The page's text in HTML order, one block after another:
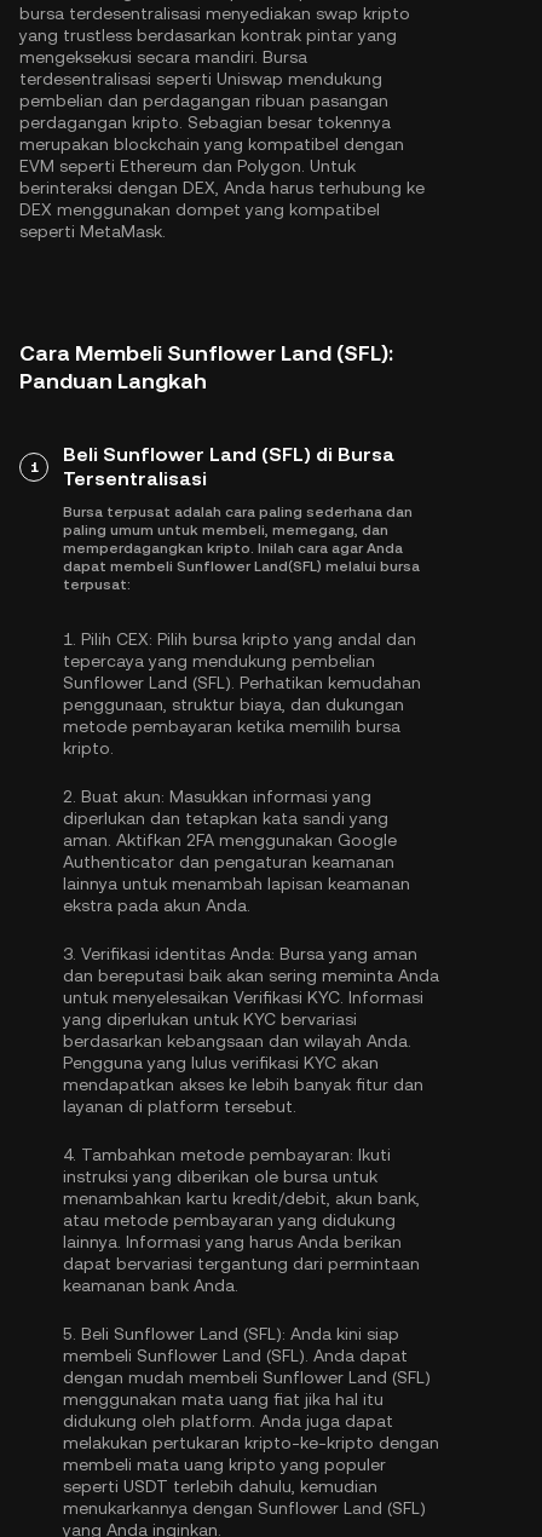
bursa terdesentralisasi menyediakan swap kripto
yang trustless berdasarkan kontrak pintar yang
mengeksekusi secara mandiri. Bursa
terdesentralisasi seperti Uniswap mendukung
pembelian dan perdagangan ribuan pasangan
perdagangan kripto. Sebagian besar tokennya
merupakan blockchain yang kompatibel dengan
EVM seperti Ethereum dan Polygon . Untuk
berinteraksi dengan DEX, Anda harus terhubung ke
DEX menggunakan dompet yang kompatibel
seperti MetaMask.
Cara Membeli Sunflower Land (SFL):
Panduan Langkah
1
Beli Sunflower Land (SFL) di Bursa
Tersentralisasi
Bursa terpusat adalah cara paling sederhana dan
paling umum untuk membeli, memegang, dan
memperdagangkan kripto. Inilah cara agar Anda
dapat membeli Sunflower Land(SFL) melalui bursa
terpusat:
1. Pilih CEX: Pilih bursa kripto yang andal dan
tepercaya yang mendukung pembelian
Sunflower Land (SFL). Perhatikan kemudahan
penggunaan, struktur biaya, dan dukungan
metode pembayaran ketika memilih bursa
kripto.
2. Buat akun: Masukkan informasi yang
diperlukan dan tetapkan kata sandi yang
aman. Aktifkan 2FA menggunakan Google
Authenticator dan pengaturan keamanan
lainnya untuk menambah lapisan keamanan
ekstra pada akun Anda.
3. Verifikasi identitas Anda: Bursa yang aman
dan bereputasi baik akan sering meminta Anda
untuk menyelesaikan Verifikasi KYC . Informasi
yang diperlukan untuk KYC bervariasi
berdasarkan kebangsaan dan wilayah Anda.
Pengguna yang lulus verifikasi KYC akan
mendapatkan akses ke lebih banyak fitur dan
layanan di platform tersebut.
4. Tambahkan metode pembayaran: Ikuti
instruksi yang diberikan ole bursa untuk
menambahkan kartu kredit/debit, akun bank,
atau metode pembayaran yang didukung
lainnya. Informasi yang harus Anda berikan
dapat bervariasi tergantung dari permintaan
keamanan bank Anda.
5. Beli Sunflower Land (SFL): Anda kini siap
membeli Sunflower Land (SFL). Anda dapat
dengan mudah membeli Sunflower Land (SFL)
menggunakan mata uang fiat jika hal itu
didukung oleh platform. Anda juga dapat
melakukan pertukaran kripto-ke-kripto dengan
membeli mata uang kripto yang populer
seperti USDT terlebih dahulu, kemudian
menukarkannya dengan Sunflower Land (SFL)
yang Anda inginkan.